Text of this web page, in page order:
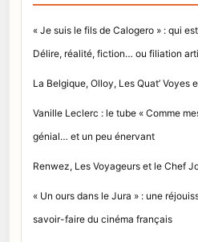
« Je suis le fils de Calogero » : qui
Délire, réalité, fiction… ou filiation
La Belgique, Olloy, Les Quat’ Voyes
Vanille Leclerc : le tube « Comme
génial… et un peu énervant
Renwez, Les Voyageurs et le Chef
« Un ours dans le Jura » : une
savoir-faire du cinéma français